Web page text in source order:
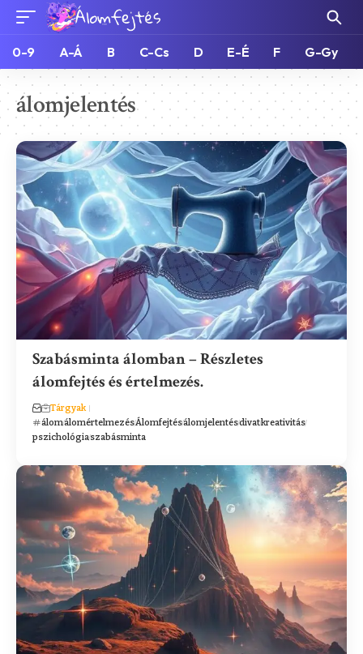
0-9 A-Á B C-Cs D E-É F G-Gy
álomjelentés
Szabásminta álomban – Részletes
álomfejtés és értelmezés.
Tárgyak
álomálomértelmezésÁlomfejtésálomjelentésdivatkreativitás
pszichológiaszabásminta